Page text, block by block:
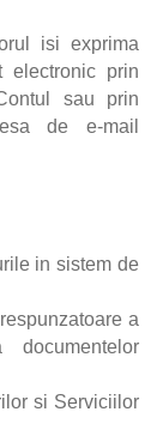
isi exprima
electronic prin
sau prin
de e-mail
in sistem de
a
si Serviciilor